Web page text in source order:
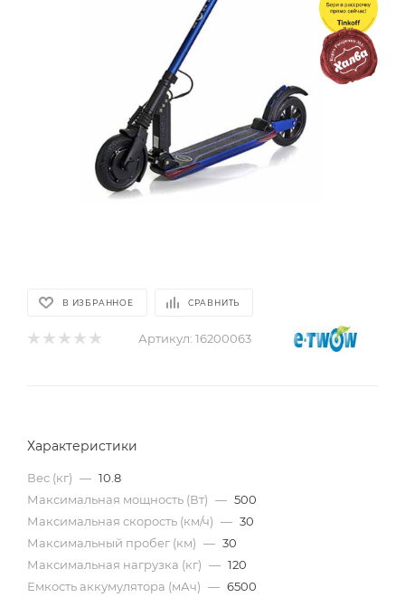
В ИЗБРАННОЕ СРАВНИТЬ
Артикул: 16200063
Характеристики
Вес (кг) — 10.8
Максимальная мощность (Вт) — 500
Максимальная скорость (км/ч) — 30
Максимальный пробег (км) — 30
Максимальная нагрузка (кг) — 120
Емкость аккумулятора (мАч) — 6500